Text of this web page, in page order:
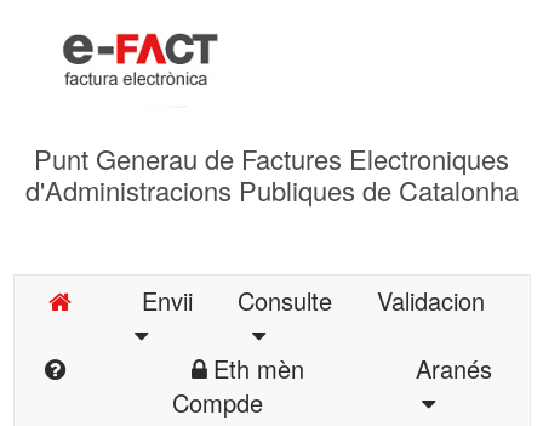
Punt Generau de Factures Electroniques
d'Administracions Publiques de Catalonha
Envii Consulte
Validacion
Eth mèn
Compde
Aranés